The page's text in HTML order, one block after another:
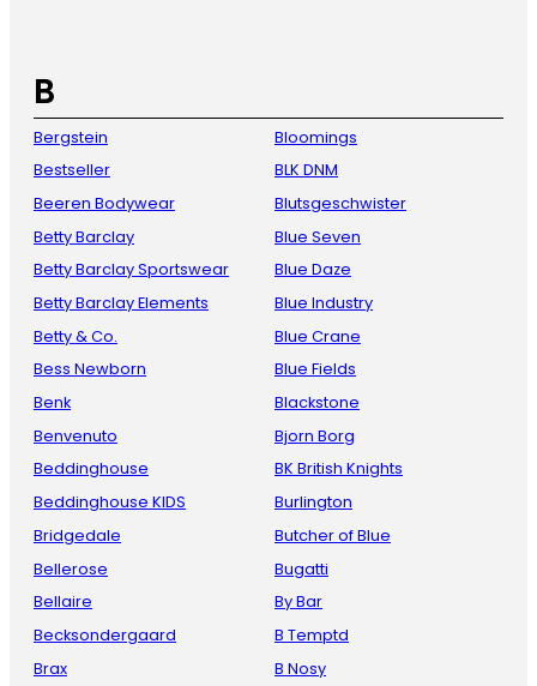
B
Bergstein
Bestseller
Beeren Bodywear
Betty Barclay
Betty Barclay Sportswear
Betty Barclay Elements
Betty & Co.
Bess Newborn
Benk
Benvenuto
Beddinghouse
Beddinghouse KIDS
Bridgedale
Bellerose
Bellaire
Becksondergaard
Brax
Bloomings
BLK DNM
Blutsgeschwister
Blue Seven
Blue Daze
Blue Industry
Blue Crane
Blue Fields
Blackstone
Bjorn Borg
BK British Knights
Burlington
Butcher of Blue
Bugatti
By Bar
B Temptd
B Nosy